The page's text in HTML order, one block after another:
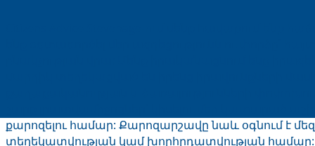
քարոզելու համար: Քարոզարշավը նաև օգնում է
տեղեկատվության կամ խորհրդատվության համար: